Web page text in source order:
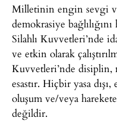
Milletinin engin sevgi
demokrasiye
Silahlı Kuvvetleri’nde
ve etkin olarak
Kuvvetleri’nde disiplin,
esastır. Hiçbir yasa
oluşum ve/veya
değildir.